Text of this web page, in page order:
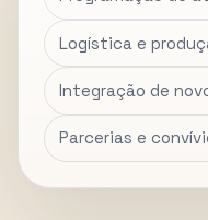
Logística e
Integração de
Parcerias e